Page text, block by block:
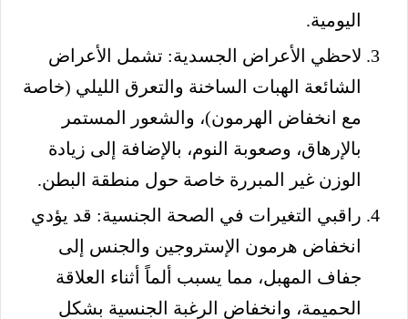
اليومية.
لاحظي الأعراض الجسدية: تشمل الأعراض
الشائعة الهبات الساخنة والتعرق الليلي (خاصة
مع انخفاض الهرمون)، والشعور المستمر
بالإرهاق، وصعوبة النوم، بالإضافة إلى زيادة
الوزن غير المبررة خاصة حول منطقة البطن.
راقبي التغيرات في الصحة الجنسية: قد يؤدي
انخفاض هرمون الإستروجين والجنس إلى
جفاف المهبل، مما يسبب ألماً أثناء العلاقة
الحميمة، وانخفاض الرغبة الجنسية بشكل